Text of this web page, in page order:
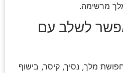
מרשימה.
לשלב עם
מלך, נסיך, קיסר, בישוף